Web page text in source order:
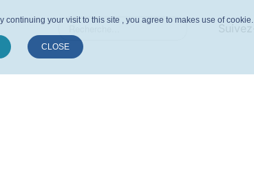
your visit to this site , you agree to makes use of cookie.
CLOSE